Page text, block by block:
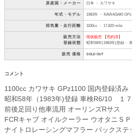
原産国・メーカー 日本 ・ カワサキ
年式・モデル 1983年 ・ KAWASAKI
排気量・走行距離 1100cc ・ 17,820 mile
販売方法
登録状態
現状販売 【売約済】
昭和58年(1983年)登録・
販売 価格 SOLD OUT
コメント
1100cc カワサキ GPz1100 国内登録済み
昭和58年（1983年)登録 車検R6/10 １
前後足回り他車流用 オーリンズRサス
FCRキャブ オイルクーラー ウオタニＳＰ
ナイトロレーシングマフラー バックステ